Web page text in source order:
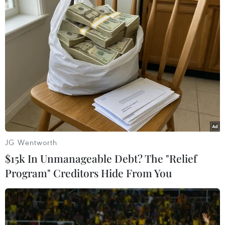
NATO ưu tiên đẩy nhanh chuyển giao hệ thống
phòng không cho Ukraine
Liên hợp quốc: Xung đột Ukraine trải qua tháng
đẫm máu nhất
Tổng thống Nga thay đổi vị trí các chỉ
huy tại mặt trận Ukraine
JG Wentworth
$15k In Unmanageable Debt? The "Relief
Program" Creditors Hide From You